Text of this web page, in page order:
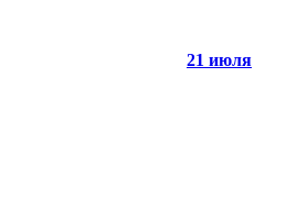
21 июля